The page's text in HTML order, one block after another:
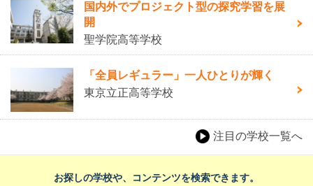
国内外でプロジェクト型の探究学習を展
開
聖学院高等学校
「全員レギュラー」一人ひとりが輝く
東京立正高等学校
注目の学校一覧へ
お探しの学校や、コンテンツを検索できます。